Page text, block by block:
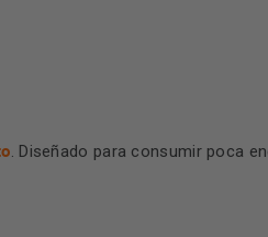
. Diseñado para consumir poca